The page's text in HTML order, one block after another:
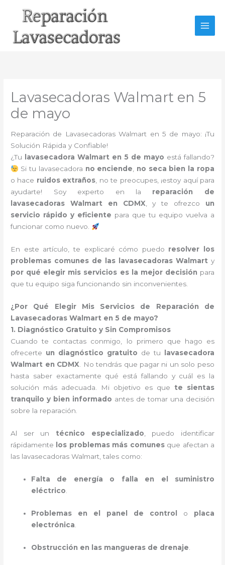
Lavasecadoras Walmart en 5
de mayo
Reparación de Lavasecadoras Walmart en 5 de mayo: ¡Tu
Solución Rápida y Confiable!
¿Tu
lavasecadora Walmart en 5 de mayo está fallando?
Si tu lavasecadora no enciende, no seca bien la ropa
o hace ruidos extraños, no te preocupes, ¡estoy aquí para
ayudarte! Soy experto en la reparación de
lavasecadoras Walmart en CDMX, y te ofrezco un
servicio rápido y eficiente para que tu equipo vuelva a
funcionar como nuevo.
En este artículo, te explicaré cómo puedo resolver los
problemas comunes de las lavasecadoras Walmart y
por qué elegir mis servicios es la mejor decisión para
que tu equipo siga funcionando sin inconvenientes.
¿Por Qué Elegir Mis Servicios de Reparación de
Lavasecadoras Walmart en 5 de mayo?
1. Diagnóstico Gratuito y Sin Compromisos
Cuando te contactas conmigo, lo primero que hago es
ofrecerte un diagnóstico gratuito de tu
lavasecadora
Walmart en CDMX . No tendrás que pagar ni un solo peso
hasta saber exactamente qué está fallando y cuál es la
solución más adecuada. Mi objetivo es que te sientas
tranquilo y bien informado antes de tomar una decisión
sobre la reparación.
Al ser un técnico especializado , puedo identificar
rápidamente
los problemas más comunesque afectan a
las lavasecadoras Walmart, tales como:
Falta de energía o falla en el suministro
eléctrico
Problemas en el panel de control o placa
electrónica
Obstrucción en las mangueras de drenaje